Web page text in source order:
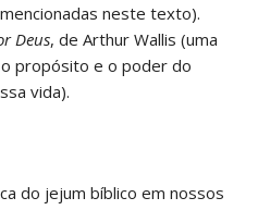
neste texto).
Deus, de Arthur Wallis (uma
propósito e o poder do
vida).
do jejum bíblico em nossos